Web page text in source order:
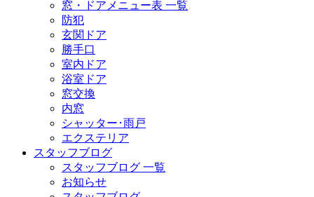
窓・ドアメニュー表 一覧
防犯
玄関ドア
勝手口
室内ドア
浴室ドア
窓交換
内窓
シャッター･雨戸
エクステリア
スタッフブログ
スタッフブログ 一覧
お知らせ